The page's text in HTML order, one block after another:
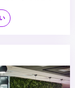
となる可能性が
ト音楽・二次元領
進められるビジネ